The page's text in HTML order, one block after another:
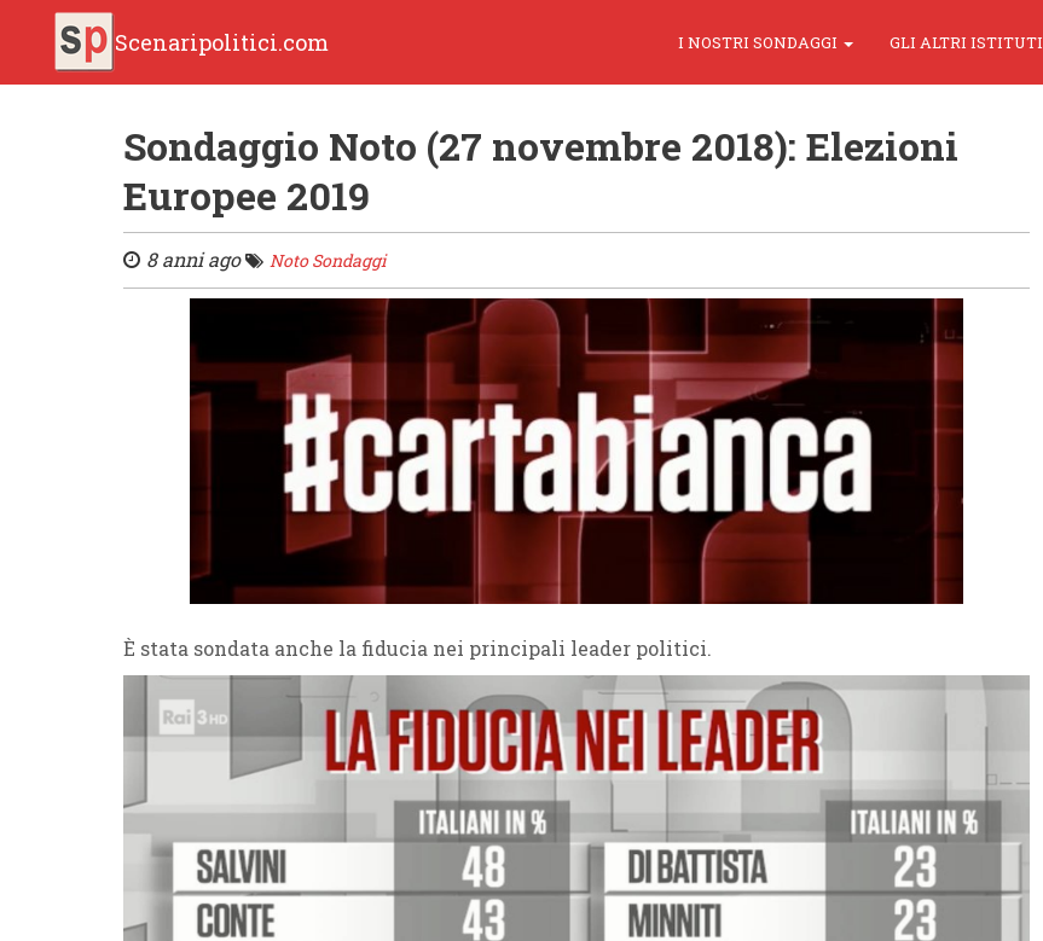
Scenaripolitici.com I NOSTRI SONDAGGI GLI ALTRI ISTITUTI
Sondaggio Noto (27 novembre 2018): Elezioni
Europee 2019
8 anni ago Noto Sondaggi
È stata sondata anche la fiducia nei principali leader politici.